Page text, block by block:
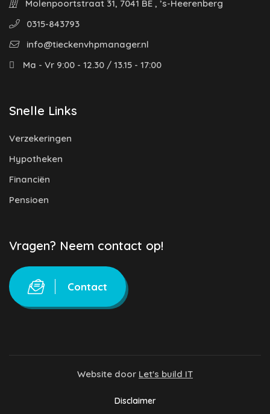
Molenpoortstraat 31, 7041 BE , ’s-Heerenberg
0315-843793
info@tieckenvhpmanager.nl
Ma - Vr 9:00 - 12.30 / 13.15 - 17:00
Snelle Links
Verzekeringen
Hypotheken
Financiën
Pensioen
Vragen? Neem contact op!
Contact
Website door Let's build IT
Disclaimer